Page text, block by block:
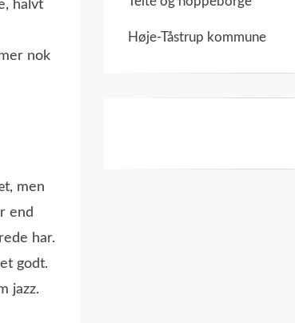
halvt
nok
men
end
har.
godt.
jazz.
Høje-Tåstrup kommune